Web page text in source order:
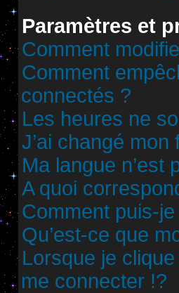
Paramètres et
Comment
Comment
connectés ?
Les heures ne
J’ai changé
Ma langue n’est
A quoi
Comment puis-
Qu’est-ce que
Lorsque je
me connecter !?